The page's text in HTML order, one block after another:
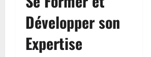
Développer son
Expertise